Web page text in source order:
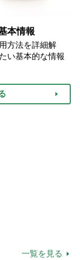
本情報
方法を詳細解
い基本的な情報
一覧を見る